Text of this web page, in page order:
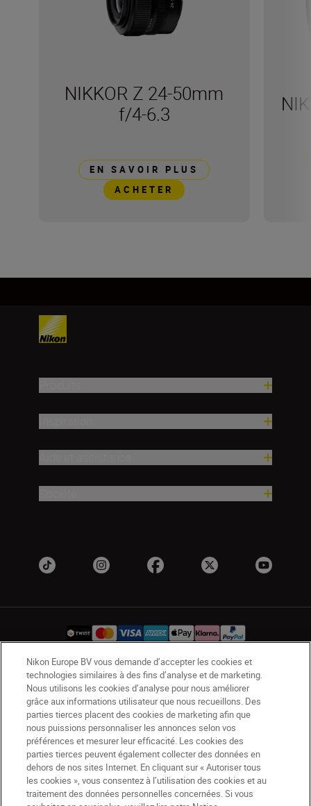
NIKKOR Z 24-50mm
f/4-6.3
EN SAVOIR PLUS
ACHETER
CH Nikon Sites
Contactez-nous
Avis de confidentialité
Conditions d’utilisation
CVG de la boutique Nikon Store
Notice d’information sur les cookies
Accessibilité
Paramètres des cookies
© 2026 Nikon
Nikon Europe BV vous demande d’accepter les cookies et
technologies similaires à des fins d’analyse et de marketing.
Nous utilisons les cookies d’analyse pour nous améliorer
grâce aux informations utilisateur que nous recueillons. Des
parties tierces placent des cookies de marketing afin que
nous puissions personnaliser les annonces selon vos
préférences et mesurer leur efficacité. Les cookies des
parties tierces peuvent également collecter des données en
dehors de nos sites Internet. En cliquant sur « Autoriser tous
les cookies », vous consentez à l’utilisation des cookies et au
traitement des données personnelles concernées. Si vous